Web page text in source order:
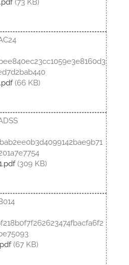
(73 KB)
(66 KB)
(309 KB)
(67 KB)